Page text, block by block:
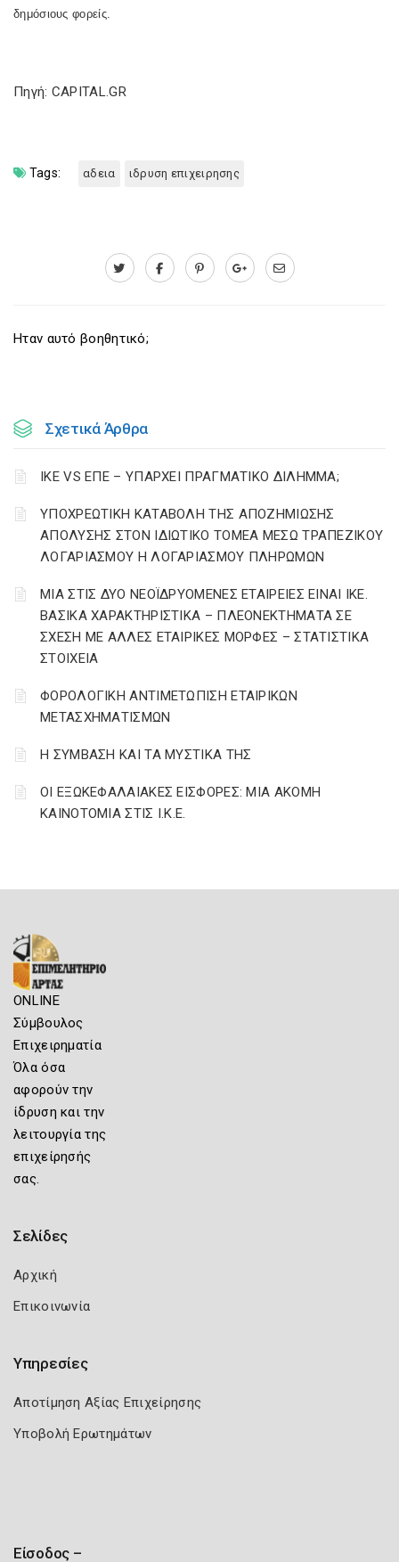
δημόσιους φορείς.
Πηγή: CAPITAL.GR
Tags: αδεια ιδρυση επιχειρησης
Ηταν αυτό βοηθητικό;
Σχετικά Άρθρα
ΙΚΕ VS ΕΠΕ – ΥΠΑΡΧΕΙ ΠΡΑΓΜΑΤΙΚΟ ΔΙΛΗΜΜΑ;
YΠΟΧΡΕΩΤΙΚΗ ΚΑΤΑΒΟΛΗ ΤΗΣ ΑΠΟΖΗΜΙΩΣΗΣ
ΑΠΟΛΥΣΗΣ ΣΤΟΝ ΙΔΙΩΤΙΚΟ ΤΟΜΕΑ ΜΕΣΩ ΤΡΑΠΕΖΙΚΟΥ
ΛΟΓΑΡΙΑΣΜΟΥ Η ΛΟΓΑΡΙΑΣΜΟΥ ΠΛΗΡΩΜΩΝ
ΜΙΑ ΣΤΙΣ ΔΥΟ ΝΕΟΪΔΡΥΟΜΕΝΕΣ ΕΤΑΙΡΕΙΕΣ ΕΙΝΑΙ ΙΚΕ.
ΒΑΣΙΚΑ ΧΑΡΑΚΤΗΡΙΣΤΙΚΑ – ΠΛΕΟΝΕΚΤΗΜΑΤΑ ΣΕ
ΣΧΕΣΗ ΜΕ ΑΛΛΕΣ ΕΤΑΙΡΙΚΕΣ ΜΟΡΦΕΣ – ΣΤΑΤΙΣΤΙΚΑ
ΣΤΟΙΧΕΙΑ
ΦΟΡΟΛΟΓΙΚΗ ΑΝΤΙΜΕΤΩΠΙΣΗ ΕΤΑΙΡΙΚΩΝ
ΜΕΤΑΣΧΗΜΑΤΙΣΜΩΝ
Η ΣΥΜΒΑΣΗ ΚΑΙ ΤΑ ΜΥΣΤΙΚΑ ΤΗΣ
ΟΙ ΕΞΩΚΕΦΑΛΑΙΑΚΕΣ ΕΙΣΦΟΡΕΣ: ΜΙΑ ΑΚΟΜΗ
ΚΑΙΝΟΤΟΜΙΑ ΣΤΙΣ Ι.Κ.Ε.
ONLINE
Σύμβουλος
Επιχειρηματία
Όλα όσα
αφορούν την
ίδρυση και την
λειτουργία της
επιχείρησής
σας.
Σελίδες
Αρχική
Επικοινωνία
Υπηρεσίες
Αποτίμηση Αξίας Επιχείρησης
Υποβολή Ερωτημάτων
Είσοδος –